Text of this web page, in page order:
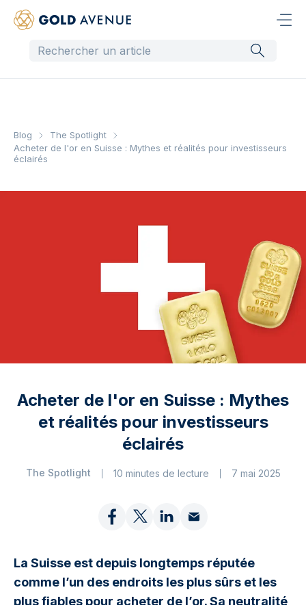
Blog
The Spotlight
Acheter de l'or en Suisse : Mythes et réalités pour investisseurs
éclairés
Acheter de l'or en Suisse : Mythes
et réalités pour investisseurs
éclairés
The Spotlight 10 minutes de lecture 7 mai 2025
La Suisse est depuis longtemps réputée
comme l’un des endroits les plus sûrs et les
plus fiables pour acheter de l’or. Sa neutralité,